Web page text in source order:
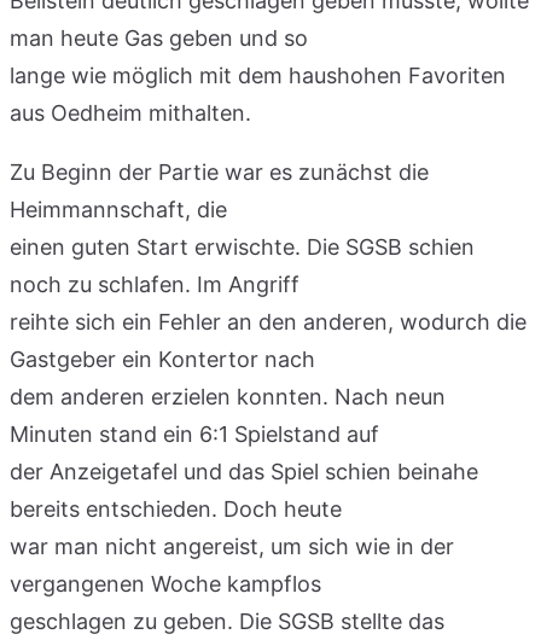
man heute Gas geben und so
lange wie möglich mit dem haushohen Favoriten
aus Oedheim mithalten.
Zu Beginn der Partie war es zunächst die
Heimmannschaft, die
einen guten Start erwischte. Die SGSB schien
noch zu schlafen. Im Angriff
reihte sich ein Fehler an den anderen, wodurch die
Gastgeber ein Kontertor nach
dem anderen erzielen konnten. Nach neun
Minuten stand ein 6:1 Spielstand auf
der Anzeigetafel und das Spiel schien beinahe
bereits entschieden. Doch heute
war man nicht angereist, um sich wie in der
vergangenen Woche kampflos
geschlagen zu geben. Die SGSB stellte das